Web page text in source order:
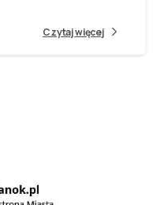
Czytaj więcej